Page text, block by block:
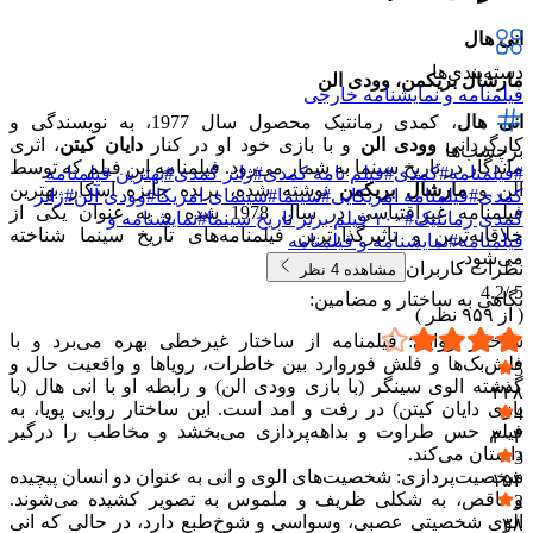
انی هال
مارشال بریکمن، وودی الن
انی هال
، کمدی رمانتیک محصول سال 1977، به نویسندگی و
کارگردانیوودی الن و با بازی خود او در کناردایان کیتن، اثری
ماندگار در تاریخ سینما به شمار می‌رود. فیلمنامه این فیلم که توسط
الن ومارشال بریکمن نوشته شده، برنده جایزه اسکار بهترین
فیلمنامه غیراقتباسی در سال 1978 شده و به عنوان یکی از
خلاقانه‌ترین و تاثیرگذارترین فیلمنامه‌های تاریخ سینما شناخته
می‌شود.
نگاهی به ساختار و مضامین:
ساختار روایی: فیلمنامه از ساختار غیرخطی بهره می‌برد و با
فلش‌بک‌ها و فلش ‌فوروارد بین خاطرات، رویاها و واقعیت حال و
گذشته الوی سینگر (با بازی وودی الن) و رابطه او با انی هال (با
بازی دایان کیتن) در رفت و امد است. این ساختار روایی پویا، به
فیلم حس طراوت و بداهه‌پردازی می‌بخشد و مخاطب را درگیر
داستان می‌کند.
شخصیت‌پردازی: شخصیت‌های الوی و انی به عنوان دو انسان پیچیده
و ناقص، به شکلی ظریف و ملموس به تصویر کشیده می‌شوند.
الوی شخصیتی عصبی، وسواسی و شوخ‌طبع دارد، در حالی که انی
دسته‌بندی‌ها
فیلمنامه و نمایشنامه خارجی
برچسب‌ها
#فیلمنامه#کمدی#فیلم نامه کمدی#ژانر کمدی#بهترین فیلمنامه
کمدی#فیلمنامه امریکایی#سینما#سینمای امریکا#وودی آلن#ژانر
کمدی رمانتیک#۱۰۰ فیلم برتر تاریخ سینما #نمایشنامه و
فیلمنامه#نمایشنامه و فیلمنامه
نظرات کاربران
مشاهده 4 نظر
5 /
4.2
( از ۹۵۹ نظر )
5
۴۴۸
4
۳۰۳
3
۱۵۴
2
۳۸